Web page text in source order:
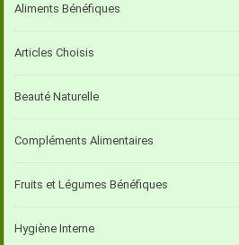
Aliments Bénéfiques
Articles Choisis
Beauté Naturelle
Compléments Alimentaires
Fruits et Légumes Bénéfiques
Hygiène Interne